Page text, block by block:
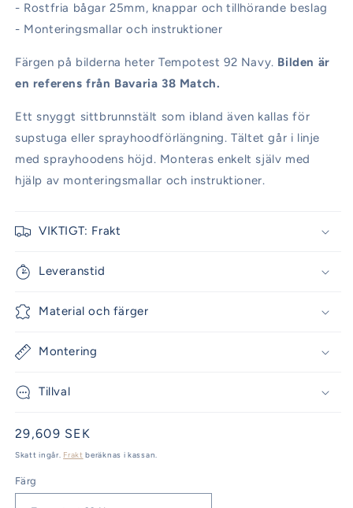
- Rostfria bågar 25mm, knappar och tillhörande beslag
- Monteringsmallar och instruktioner
Färgen på bilderna heter Tempotest 92 Navy. Bilden är
en referens från Bavaria 38 Match.
Ett snyggt sittbrunnstält som ibland även kallas för
supstuga eller sprayhoodförlängning. Tältet går i linje
med sprayhoodens höjd. Monteras enkelt själv med
hjälp av monteringsmallar och instruktioner.
VIKTIGT: Frakt
Leveranstid
Material och färger
Montering
Tillval
Ordinarie
pris
29,609 SEK
Skatt ingår. Frakt beräknas i kassan.
Färg